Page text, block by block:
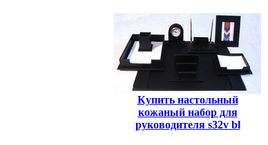
Купить настольный
кожаный набор для
руководителя s32v bl